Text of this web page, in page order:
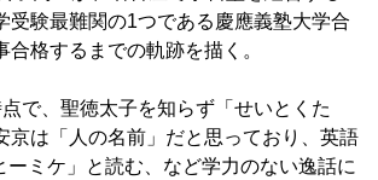
受験最難関の1つである慶應義塾大学合
合格するまでの軌跡を描く。
で、聖徳太子を知らず「せいとくた
京は「人の名前」だと思っており、英語
ーミケ」と読む、など学力のない逸話に